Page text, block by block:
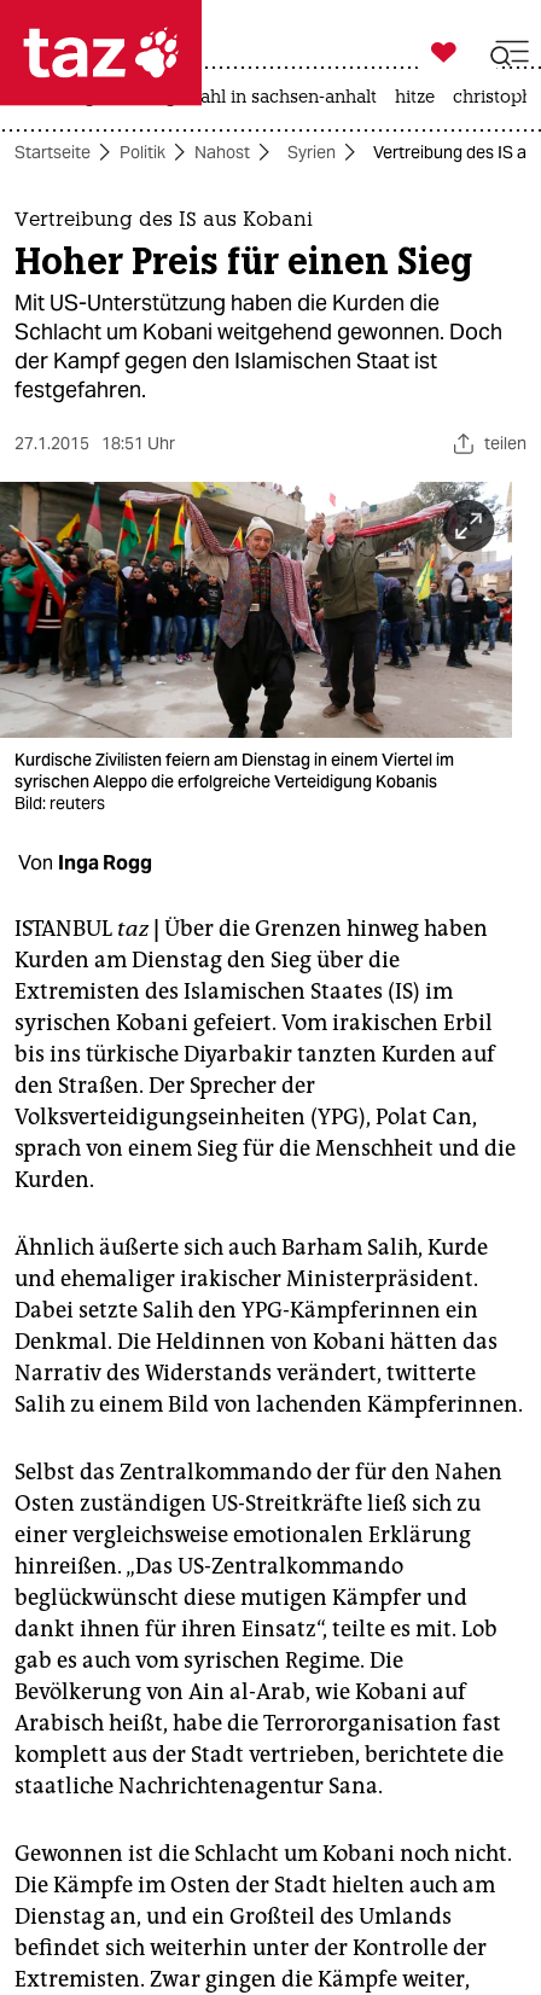
 taz zahl ich
taz zahl ich
themen
politik
öko
gesellschaft
kultur
sport
berlin
nord
wahrheit
verlag
verlag
veranstaltungen
unterstützen
abo
genossenschaft
epaper login

taz zahl ich
landtagswahl in sachsen-anhalt hitze
Startseite Politik Nahost Syrien Vertreibung des IS
Vertreibung des IS aus Kobani
Hoher Preis für einen Sieg
Mit US-Unterstützung haben die Kurden die
Schlacht um Kobani weitgehend gewonnen. Doch
der Kampf gegen den Islamischen Staat ist
festgefahren.
27.1.2015 18:51 Uhr teilen
Kurdische Zivilisten feiern am Dienstag in einem Viertel im
syrischen Aleppo die erfolgreiche Verteidigung Kobanis
Bild: reuters
Von Inga Rogg
ISTANBUL taz Über die Grenzen hinweg haben
Kurden am Dienstag den Sieg über die
Extremisten des Islamischen Staates (IS) im
syrischen Kobani gefeiert. Vom irakischen Erbil
bis ins türkische Diyarbakir tanzten Kurden auf
den Straßen. Der Sprecher der
Volksverteidigungseinheiten (YPG), Polat Can,
sprach von einem Sieg für die Menschheit und die
Kurden.
Ähnlich äußerte sich auch Barham Salih, Kurde
und ehemaliger irakischer Ministerpräsident.
Dabei setzte Salih den YPG-Kämpferinnen ein
Denkmal. Die Heldinnen von Kobani hätten das
Narrativ des Widerstands verändert, twitterte
Salih zu einem Bild von lachenden Kämpferinnen.
Selbst das Zentralkommando der für den Nahen
Osten zuständigen US-Streitkräfte ließ sich zu
einer vergleichsweise emotionalen Erklärung
hinreißen. „Das US-Zentralkommando
beglückwünscht diese mutigen Kämpfer und
dankt ihnen für ihren Einsatz“, teilte es mit. Lob
gab es auch vom syrischen Regime. Die
Bevölkerung von Ain al-Arab, wie Kobani auf
Arabisch heißt, habe die Terrororganisation fast
komplett aus der Stadt vertrieben, berichtete die
staatliche Nachrichtenagentur Sana.
Gewonnen ist die Schlacht um Kobani noch nicht.
Die Kämpfe im Osten der Stadt hielten auch am
Dienstag an, und ein Großteil des Umlands
befindet sich weiterhin unter der Kontrolle der
Extremisten. Zwar gingen die Kämpfe weiter,